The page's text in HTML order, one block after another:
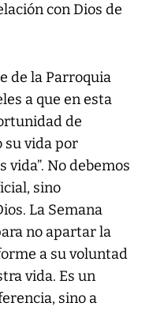
con Dios de
de la Parroquia
a que en esta
de
su vida por
No debemos
sino
La Semana
no apartar la
a su voluntad
vida. Es un
sino a